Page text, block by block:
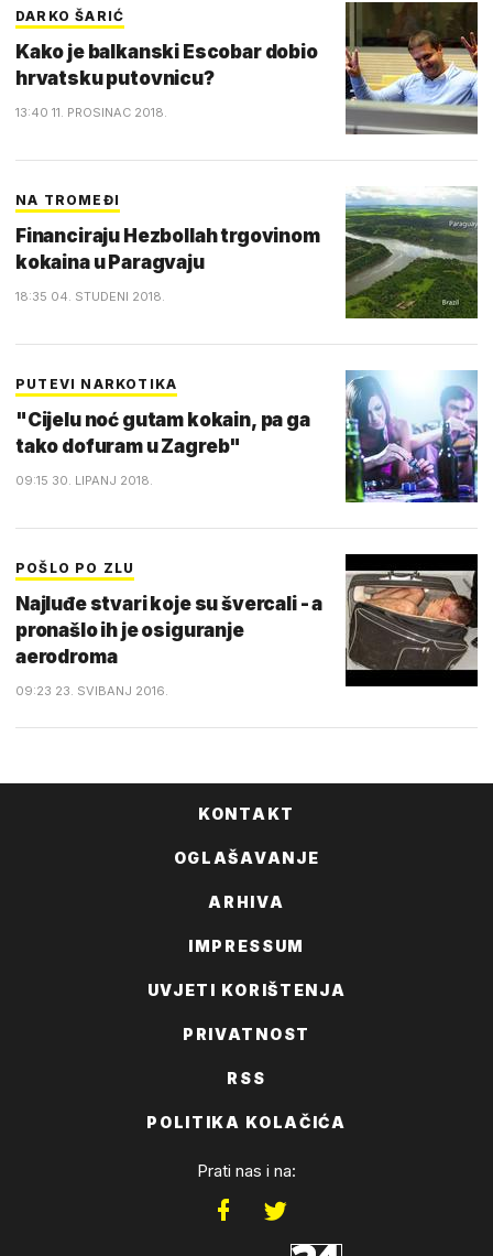
DARKO ŠARIĆ
Kako je balkanski Escobar dobio
hrvatsku putovnicu?
13:40 11. PROSINAC 2018.
NA TROMEĐI
Financiraju Hezbollah trgovinom
kokaina u Paragvaju
18:35 04. STUDENI 2018.
PUTEVI NARKOTIKA
"Cijelu noć gutam kokain, pa ga
tako dofuram u Zagreb"
09:15 30. LIPANJ 2018.
POŠLO PO ZLU
Najluđe stvari koje su švercali - a
pronašlo ih je osiguranje
aerodroma
09:23 23. SVIBANJ 2016.
KONTAKT
OGLAŠAVANJE
ARHIVA
IMPRESSUM
UVJETI KORIŠTENJA
PRIVATNOST
RSS
POLITIKA KOLAČIĆA
Prati nas i na: